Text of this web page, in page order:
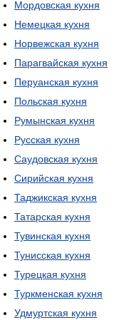
Мордовская кухня
Немецкая кухня
Норвежская кухня
Парагвайская кухня
Перуанская кухня
Польская кухня
Румынская кухня
Русская кухня
Саудовская кухня
Сирийская кухня
Таджикская кухня
Татарская кухня
Тувинская кухня
Тунисская кухня
Турецкая кухня
Туркменская кухня
Удмуртская кухня